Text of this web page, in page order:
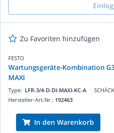
Zu Favoriten hinzufügen
FESTO
Wartungsgeräte-Kombination
MAXI
Type: LFR-3/4-D-DI-MAXI-KC-A
Hersteller-Art.Nr.: 192463
In den Warenkorb